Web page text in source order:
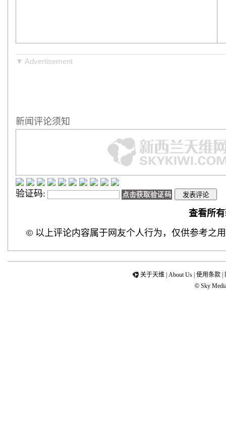
▼ Advertisement
新闻评论须知
验证码:
查看所
© 以上评论内容属于网友个人行为，仅供参考之
关于天维 About Us 使用条款
©Sky